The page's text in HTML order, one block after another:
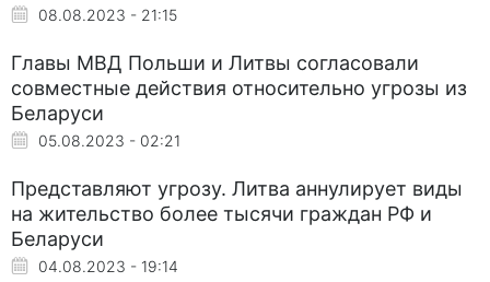
08.08.2023 - 21:15
Главы МВД Польши и Литвы согласовали
совместные действия относительно угрозы из
Беларуси
05.08.2023 - 02:21
Представляют угрозу. Литва аннулирует виды
на жительство более тысячи граждан РФ и
Беларуси
04.08.2023 - 19:14